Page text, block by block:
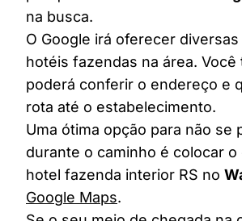
na busca.
O Google irá oferecer
hotéis fazendas na área. Você
poderá conferir o endereço e
rota até o estabelecimento.
Uma ótima opção para não se
durante o caminho é colocar
hotel fazenda interior RS no
Google Maps.